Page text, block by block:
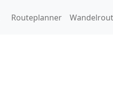
Routeplanner